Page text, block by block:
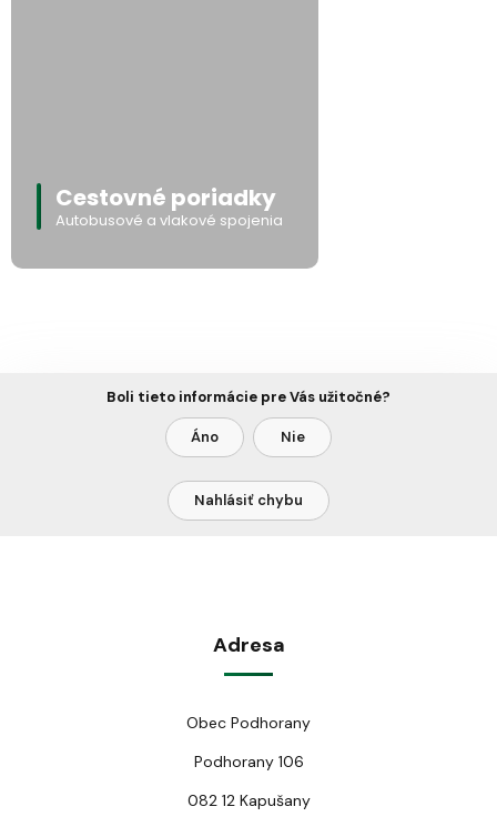
Cestovné poriadky
Autobusové a vlakové spojenia
Boli tieto informácie pre Vás užitočné?
Áno Nie
Nahlásiť chybu
Adresa
Obec Podhorany
Podhorany 106
082 12 Kapušany